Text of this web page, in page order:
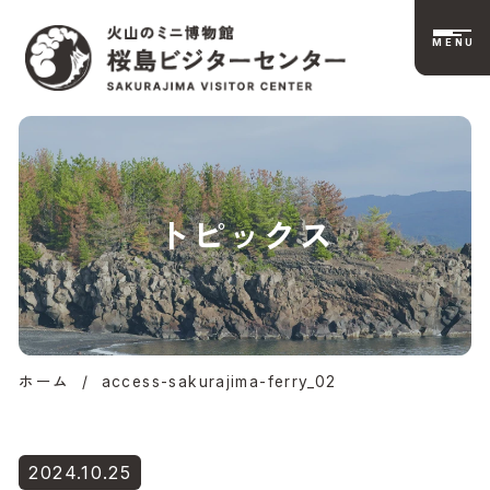
桜島ビジターセンタ
ー公式サイト | 火山
のミニ博物館
MENU
トピックス
ホーム / access-sakurajima-ferry_02
2024.10.25